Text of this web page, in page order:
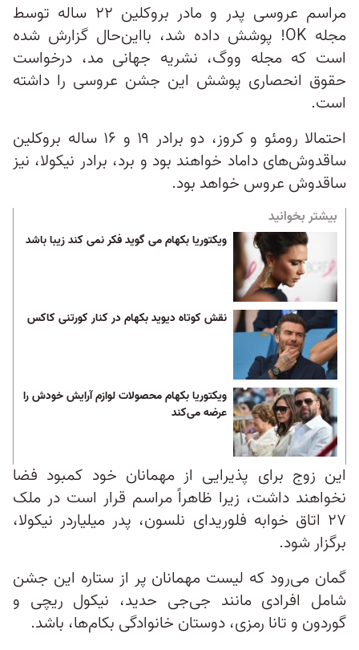
مراسم عروسی پدر و مادر بروکلین ۲۲ ساله توسط
مجله OK! پوشش داده شد، بااین‌حال گزارش شده
است که مجله ووگ، نشریه جهانی مد، درخواست
حقوق انحصاری پوشش این جشن عروسی را داشته
است.
احتمالا رومئو و کروز، دو برادر ۱۹ و ۱۶ ساله بروکلین
ساقدوش‌های داماد خواهند بود و برد، برادر نیکولا، نیز
ساقدوش عروس خواهد بود.
بیشتر بخوانید
ویکتوریا بکهام می گوید فکر نمی کند زیبا باشد
نقش کوتاه دیوید بکهام در کنار کورتنی کاکس
ویکتوریا بکهام محصولات لوازم آرایش خودش را
عرضه می‌کند
این زوج برای پذیرایی از مهمانان خود کمبود فضا
نخواهند داشت، زیرا ظاهراً مراسم قرار است در ملک
۲۷ اتاق خوابه فلوریدای نلسون، پدر میلیاردر نیکولا،
برگزار شود.
گمان می‌رود که لیست مهمانان پر از ستاره این جشن
شامل افرادی مانند جی‌جی حدید، نیکول ریچی و
گوردون و تانا رمزی، دوستان خانوادگی بکام‌ها، باشد.